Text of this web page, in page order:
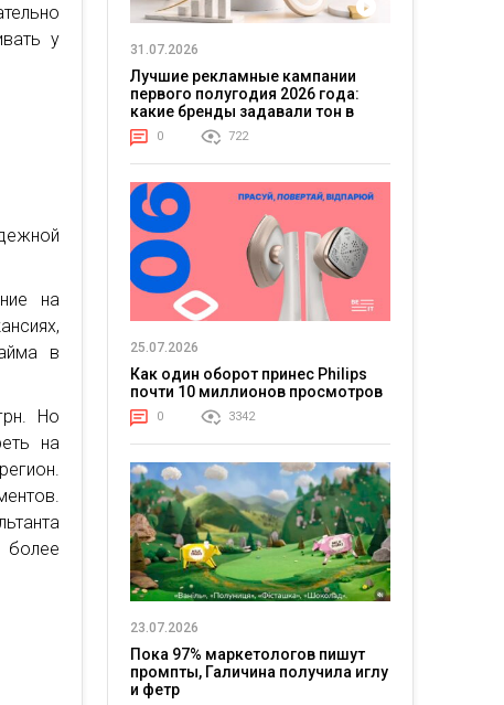
у
на
в
Но
на
более
31.07.2026
Лучшие рекламные кампании
первого полугодия 2026 года:
какие бренды задавали тон в
отрасли
0 722
25.07.2026
Как один оборот принес Philips
почти 10 миллионов просмотров
0 3342
23.07.2026
Пока 97% маркетологов пишут
промпты, Галичина получила иглу
и фетр